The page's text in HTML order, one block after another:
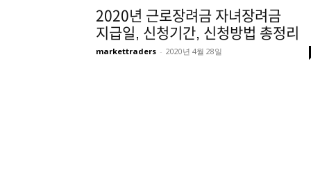
2020년 근로장려금 자녀장려금
지급일, 신청기간, 신청방법 총정리
markettraders - 2020년 4월 28일